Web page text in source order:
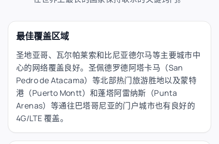
最佳覆盖区域
圣地亚哥、瓦尔帕莱索和比尼亚德尔马等主要城市中
心的网络覆盖良好。圣佩德罗德阿塔卡马（San
Pedro de Atacama）等北部热门旅游胜地以及蒙特
港（Puerto Montt）和蓬塔阿雷纳斯（Punta
Arenas）等通往巴塔哥尼亚的门户城市也有良好的
4G/LTE 覆盖。